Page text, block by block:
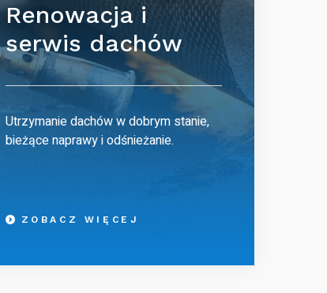
Renowacja i
serwis dachów
Utrzymanie dachów w dobrym stanie,
bieżące naprawy i odśnieżanie.
ZOBACZ WIĘCEJ